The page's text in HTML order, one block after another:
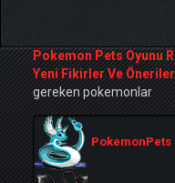
Pokemon Pets Oyunu
Yeni Fikirler Ve Öneriler
gereken pokemonlar
PokemonPets